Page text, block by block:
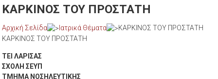
Εκκλησία
Ελλάδος
ΚΑΡΚΙΝΟΣ ΤΟΥ ΠΡΟΣΤΑΤΗ
Αρχική Σελίδα Ιατρικά Θέματα
ΚΑΡΚΙΝΟΣ ΤΟΥ ΠΡΟΣΤΑΤΗ
ΚΑΡΚΙΝΟΣ ΤΟΥ ΠΡΟΣΤΑΤΗ
ΤΕΙ ΛΑΡΙΣΑΣ
ΣΧΟΛΗ ΣΕΥΠ
ΤΜΗΜΑ ΝΟΣΗΛΕΥΤΙΚΗΣ